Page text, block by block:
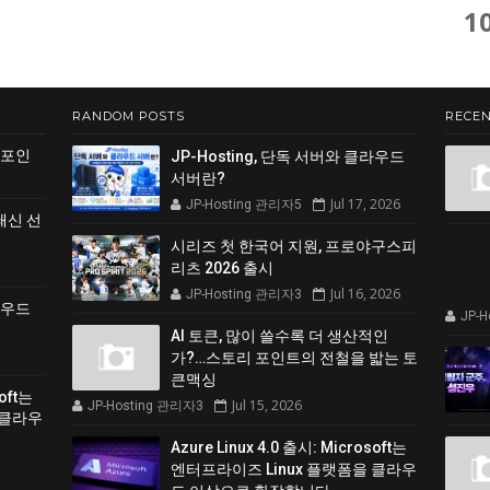
인
신 선
드
는
라우
RANDOM POSTS
JP-Hosting, 단독 서버와 클라우드
서버란?
JP-Hosting 관리자5 Jul 17, 2026
시리즈 첫 한국어 지원, 프로야구스피
리츠 2026 출시
JP-Hosting 관리자3 Jul 16, 2026
AI 토큰, 많이 쓸수록 더 생산적인
가?…스토리 포인트의 전철을 밟는 토
큰맥싱
JP-Hosting 관리자3 Jul 15, 2026
Azure Linux 4.0 출시: Microsoft는
엔터프라이즈 Linux 플랫폼을 클라우
JP-